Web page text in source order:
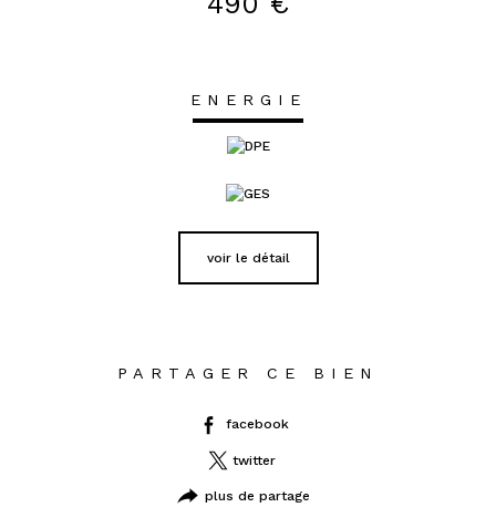
ENERGIE
voir le détail
PARTAGER CE BIEN
facebook
twitter
plus de partage